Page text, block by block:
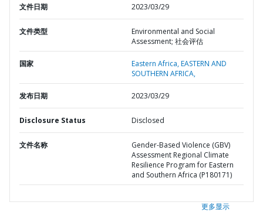
文件日期 2023/03/29
文件类型
Environmental and Social
Assessment; 社会评估
国家 Eastern Africa,EASTERN AND
SOUTHERN AFRICA,
发布日期 2023/03/29
Disclosure Status Disclosed
文件名称
Gender-Based Violence (GBV)
Assessment Regional Climate
Resilience Program for Eastern
and Southern Africa (P180171)
更多显示